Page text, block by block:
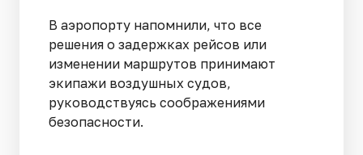
В аэропорту напомнили, что все
решения о задержках рейсов или
изменении маршрутов принимают
экипажи воздушных судов,
руководствуясь соображениями
безопасности.